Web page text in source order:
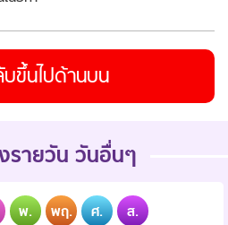
บขึ้นไปด้านบน
รายวัน วันอื่นๆ
พ. พฤ. ศ. ส.